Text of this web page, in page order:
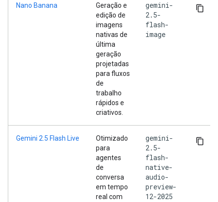
Nano Banana
Geração e
edição de
imagens
nativas de
última
geração
projetadas
para fluxos
de
trabalho
rápidos e
criativos.
gemini-
2.5-
flash-
image
Gemini 2.5 Flash Live
Otimizado
para
agentes
de
conversa
em tempo
real com
gemini-
2.5-
flash-
native-
audio-
preview-
12-2025